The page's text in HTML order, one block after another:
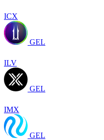
ICX
GEL
ILV
GEL
IMX
GEL